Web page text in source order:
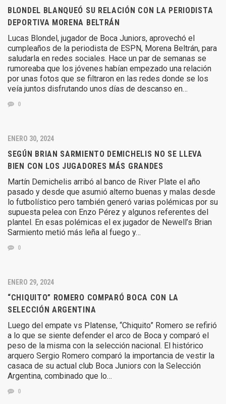
BLONDEL BLANQUEÓ SU RELACIÓN CON LA PERIODISTA
DEPORTIVA MORENA BELTRÁN
Lucas Blondel, jugador de Boca Juniors, aprovechó el
cumpleaños de la periodista de ESPN, Morena Beltrán, para
saludarla en redes sociales. Hace un par de semanas se
rumoreaba que los jóvenes habían empezado una relación
por unas fotos que se filtraron en las redes donde se los
veía juntos disfrutando unos días de descanso en…
0
ENERO 30, 2024
SEGÚN BRIAN SARMIENTO DEMICHELIS NO SE LLEVA
BIEN CON LOS JUGADORES MÁS GRANDES
Martín Demichelis arribó al banco de River Plate el año
pasado y desde que asumió alterno buenas y malas desde
lo futbolístico pero también generó varias polémicas por su
supuesta pelea con Enzo Pérez y algunos referentes del
plantel. En esas polémicas el ex jugador de Newell’s Brian
Sarmiento metió más leña al fuego y…
0
ENERO 29, 2024
“CHIQUITO” ROMERO COMPARÓ BOCA CON LA
SELECCIÓN ARGENTINA
Luego del empate vs Platense, “Chiquito” Romero se refirió
a lo que se siente defender el arco de Boca y comparó el
peso de la misma con la selección nacional. El histórico
arquero Sergio Romero comparó la importancia de vestir la
casaca de su actual club Boca Juniors con la Selección
Argentina, combinado que lo…
0